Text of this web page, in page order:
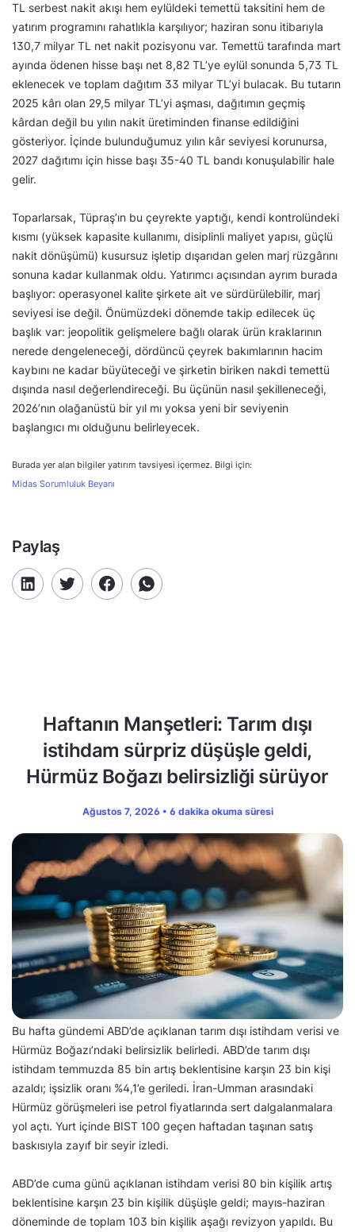
TL serbest nakit akışı hem eylüldeki temettü taksitini hem de
yatırım programını rahatlıkla karşılıyor; haziran sonu itibarıyla
130,7 milyar TL net nakit pozisyonu var. Temettü tarafında mart
ayında ödenen hisse başı net 8,82 TL’ye eylül sonunda 5,73 TL
eklenecek ve toplam dağıtım 33 milyar TL’yi bulacak. Bu tutarın
2025 kârı olan 29,5 milyar TL’yi aşması, dağıtımın geçmiş
kârdan değil bu yılın nakit üretiminden finanse edildiğini
gösteriyor. İçinde bulunduğumuz yılın kâr seviyesi korunursa,
2027 dağıtımı için hisse başı 35-40 TL bandı konuşulabilir hale
gelir.
Toparlarsak, Tüpraş’ın bu çeyrekte yaptığı, kendi kontrolündeki
kısmı (yüksek kapasite kullanımı, disiplinli maliyet yapısı, güçlü
nakit dönüşümü) kusursuz işletip dışarıdan gelen marj rüzgârını
sonuna kadar kullanmak oldu. Yatırımcı açısından ayrım burada
başlıyor: operasyonel kalite şirkete ait ve sürdürülebilir, marj
seviyesi ise değil. Önümüzdeki dönemde takip edilecek üç
başlık var: jeopolitik gelişmelere bağlı olarak ürün kraklarının
nerede dengeleneceği, dördüncü çeyrek bakımlarının hacim
kaybını ne kadar büyüteceği ve şirketin biriken nakdi temettü
dışında nasıl değerlendireceği. Bu üçünün nasıl şekilleneceği,
2026’nın olağanüstü bir yıl mı yoksa yeni bir seviyenin
başlangıcı mı olduğunu belirleyecek.
Burada yer alan bilgiler yatırım tavsiyesi içermez. Bilgi için:
Midas Sorumluluk Beyanı
Paylaş
Haftanın Manşetleri: Tarım dışı
istihdam sürpriz düşüşle geldi,
Hürmüz Boğazı belirsizliği sürüyor
Ağustos 7, 2026 • 6 dakika okuma süresi
Bu hafta gündemi ABD’de açıklanan tarım dışı istihdam verisi ve
Hürmüz Boğazı’ndaki belirsizlik belirledi. ABD’de tarım dışı
istihdam temmuzda 85 bin artış beklentisine karşın 23 bin kişi
azaldı; işsizlik oranı %4,1’e geriledi. İran-Umman arasındaki
Hürmüz görüşmeleri ise petrol fiyatlarında sert dalgalanmalara
yol açtı. Yurt içinde BIST 100 geçen haftadan taşınan satış
baskısıyla zayıf bir seyir izledi.
ABD’de cuma günü açıklanan istihdam verisi 80 bin kişilik artış
beklentisine karşın 23 bin kişilik düşüşle geldi; mayıs-haziran
döneminde de toplam 103 bin kişilik aşağı revizyon yapıldı. Bu